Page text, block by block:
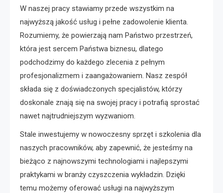
W naszej pracy stawiamy przede wszystkim na
najwyższą jakość usług i pełne zadowolenie klienta.
Rozumiemy, że powierzają nam Państwo przestrzeń,
która jest sercem Państwa biznesu, dlatego
podchodzimy do każdego zlecenia z pełnym
profesjonalizmem i zaangażowaniem. Nasz zespół
składa się z doświadczonych specjalistów, którzy
doskonale znają się na swojej pracy i potrafią sprostać
nawet najtrudniejszym wyzwaniom.
Stale inwestujemy w nowoczesny sprzęt i szkolenia dla
naszych pracowników, aby zapewnić, że jesteśmy na
bieżąco z najnowszymi technologiami i najlepszymi
praktykami w branży czyszczenia wykładzin. Dzięki
temu możemy oferować usługi na najwyższym